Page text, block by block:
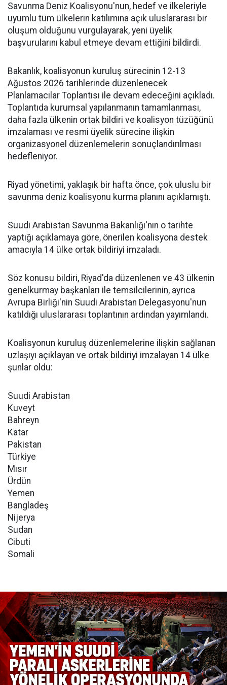
Savunma Deniz Koalisyonu'nun, hedef ve ilkeleriyle
uyumlu tüm ülkelerin katılımına açık uluslararası bir
oluşum olduğunu vurgulayarak, yeni üyelik
başvurularını kabul etmeye devam ettiğini bildirdi.
Bakanlık, koalisyonun kuruluş sürecinin 12-13
Ağustos 2026 tarihlerinde düzenlenecek
Planlamacılar Toplantısı ile devam edeceğini açıkladı.
Toplantıda kurumsal yapılanmanın tamamlanması,
daha fazla ülkenin ortak bildiri ve koalisyon tüzüğünü
imzalaması ve resmi üyelik sürecine ilişkin
organizasyonel düzenlemelerin sonuçlandırılması
hedefleniyor.
Riyad yönetimi, yaklaşık bir hafta önce, çok uluslu bir
savunma deniz koalisyonu kurma planını açıklamıştı.
Suudi Arabistan Savunma Bakanlığı'nın o tarihte
yaptığı açıklamaya göre, önerilen koalisyona destek
amacıyla 14 ülke ortak bildiriyi imzaladı.
Söz konusu bildiri, Riyad'da düzenlenen ve 43 ülkenin
genelkurmay başkanları ile temsilcilerinin, ayrıca
Avrupa Birliği'nin Suudi Arabistan Delegasyonu'nun
katıldığı uluslararası toplantının ardından yayımlandı.
Koalisyonun kuruluş düzenlemelerine ilişkin sağlanan
uzlaşıyı açıklayan ve ortak bildiriyi imzalayan 14 ülke
şunlar oldu:
Suudi Arabistan
Kuveyt
Bahreyn
Katar
Pakistan
Türkiye
Mısır
Ürdün
Yemen
Bangladeş
Nijerya
Sudan
Cibuti
Somali